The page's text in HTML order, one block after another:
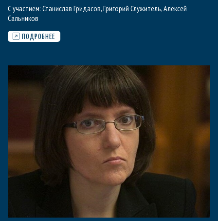
С участием: Станислав Гридасов,Григорий Служитель,Алексей
Сальников
ПОДРОБНЕЕ